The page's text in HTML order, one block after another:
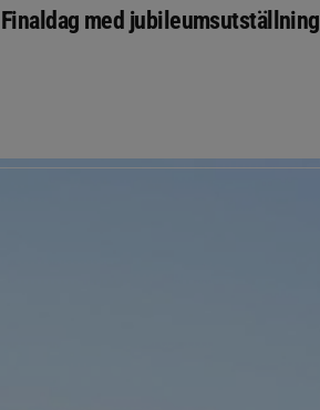
Finaldag med jubileumsutställning